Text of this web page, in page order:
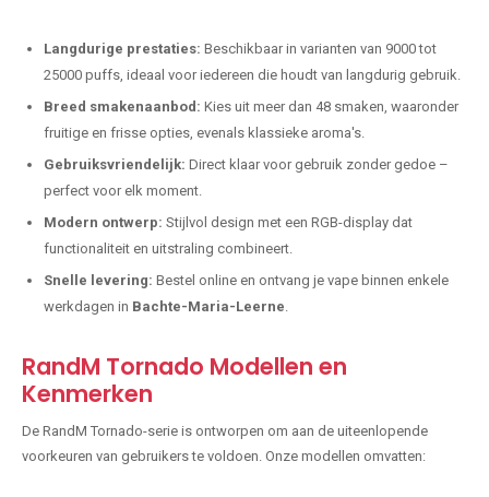
Langdurige prestaties: Beschikbaar in varianten van 9000 tot
25000 puffs, ideaal voor iedereen die houdt van langdurig gebruik.
Breed smakenaanbod: Kies uit meer dan 48 smaken, waaronder
fruitige en frisse opties, evenals klassieke aroma's.
Gebruiksvriendelijk: Direct klaar voor gebruik zonder gedoe –
perfect voor elk moment.
Modern ontwerp: Stijlvol design met een RGB-display dat
functionaliteit en uitstraling combineert.
Snelle levering: Bestel online en ontvang je vape binnen enkele
werkdagen in Bachte-Maria-Leerne
RandM Tornado Modellen en
Kenmerken
De RandM Tornado-serie is ontworpen om aan de uiteenlopende
voorkeuren van gebruikers te voldoen. Onze modellen omvatten: